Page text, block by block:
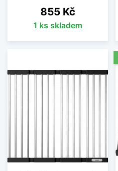
Cena
855 Kč
1 ks skladem